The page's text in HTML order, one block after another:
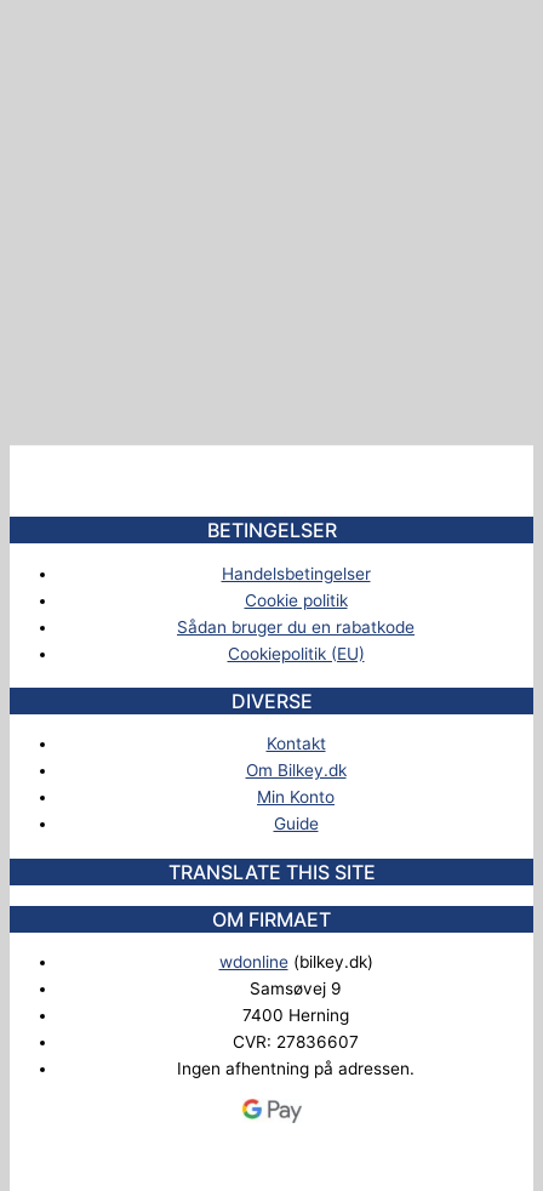
BETINGELSER
Handelsbetingelser
Cookie politik
Sådan bruger du en rabatkode
Cookiepolitik (EU)
DIVERSE
Kontakt
Om Bilkey.dk
Min Konto
Guide
TRANSLATE THIS SITE
OM FIRMAET
wdonline(bilkey.dk)
Samsøvej 9
7400 Herning
CVR: 27836607
Ingen afhentning på adressen.